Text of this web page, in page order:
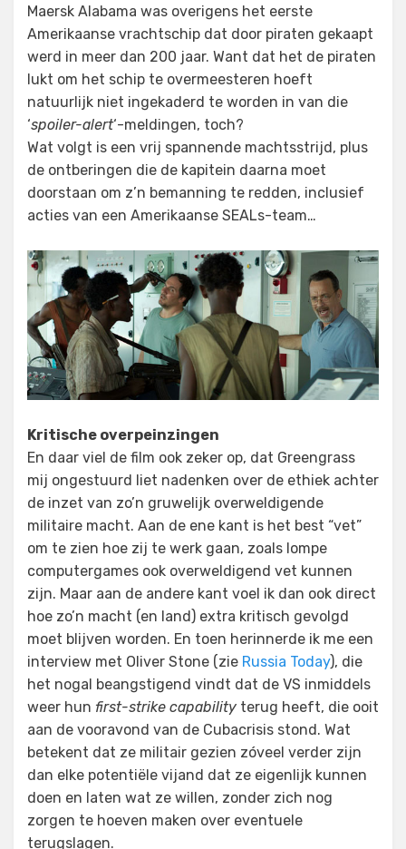
Maersk Alabama was overigens het eerste
Amerikaanse vrachtschip dat door piraten gekaapt
werd in meer dan 200 jaar. Want dat het de piraten
lukt om het schip te overmeesteren hoeft
natuurlijk niet ingekaderd te worden in van die
‘spoiler-alert‘-meldingen, toch?
Wat volgt is een vrij spannende machtsstrijd, plus
de ontberingen die de kapitein daarna moet
doorstaan om z’n bemanning te redden, inclusief
acties van een Amerikaanse SEALs-team…
Kritische overpeinzingen
En daar viel de film ook zeker op, dat Greengrass
mij ongestuurd liet nadenken over de ethiek achter
de inzet van zo’n gruwelijk overweldigende
militaire macht. Aan de ene kant is het best “vet”
om te zien hoe zij te werk gaan, zoals lompe
computergames ook overweldigend vet kunnen
zijn. Maar aan de andere kant voel ik dan ook direct
hoe zo’n macht (en land) extra kritisch gevolgd
moet blijven worden. En toen herinnerde ik me een
interview met Oliver Stone (zie Russia Today), die
het nogal beangstigend vindt dat de VS inmiddels
weer hun first-strike capability terug heeft, die ooit
aan de vooravond van de Cubacrisis stond. Wat
betekent dat ze militair gezien zóveel verder zijn
dan elke potentiële vijand dat ze eigenlijk kunnen
doen en laten wat ze willen, zonder zich nog
zorgen te hoeven maken over eventuele
terugslagen.